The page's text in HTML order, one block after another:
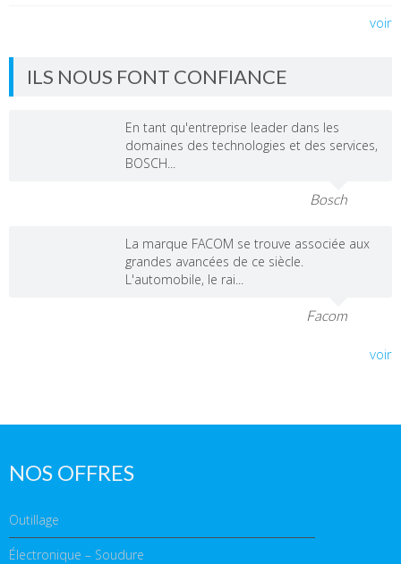
voir
ILS NOUS FONT CONFIANCE
En tant qu'entreprise leader dans les
domaines des technologies et des services,
BOSCH...
Bosch
La marque FACOM se trouve associée aux
grandes avancées de ce siècle.
L'automobile, le rai...
Facom
voir
NOS OFFRES
Outillage
Électronique – Soudure